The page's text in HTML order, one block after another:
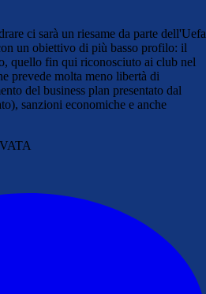
ci sarà un riesame da parte dell'Uefa
un obiettivo di più basso profilo: il
quello fin qui riconosciuto ai club nel
prevede molta meno libertà di
del business plan presentato dal
sanzioni economiche e anche